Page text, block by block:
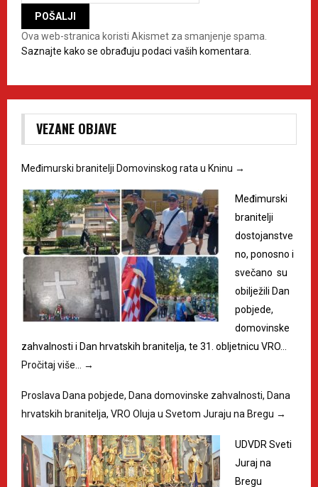
Ova web-stranica koristi Akismet za smanjenje spama.
Saznajte kako se obrađuju podaci vaših komentara.
VEZANE OBJAVE
Međimurski branitelji Domovinskog rata u Kninu →
Međimurski
branitelji
dostojanstve
no, ponosno i
svečano su
obilježili Dan
pobjede,
domovinske
zahvalnosti i Dan hrvatskih branitelja, te 31. obljetnicu VRO…
Pročitaj više…
→
Proslava Dana pobjede, Dana domovinske zahvalnosti, Dana
hrvatskih branitelja, VRO Oluja u Svetom Juraju na Bregu →
UDVDR Sveti
Juraj na
Bregu